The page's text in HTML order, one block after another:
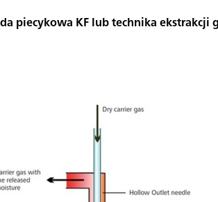
piecykowa KF lub technika ekstrakcji